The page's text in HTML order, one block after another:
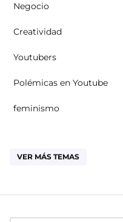
Negocio
Creatividad
Youtubers
Polémicas en Youtube
feminismo
VER MÁS TEMAS